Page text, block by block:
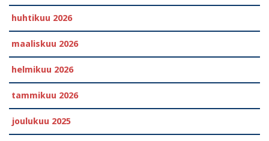
huhtikuu 2026
maaliskuu 2026
helmikuu 2026
tammikuu 2026
joulukuu 2025